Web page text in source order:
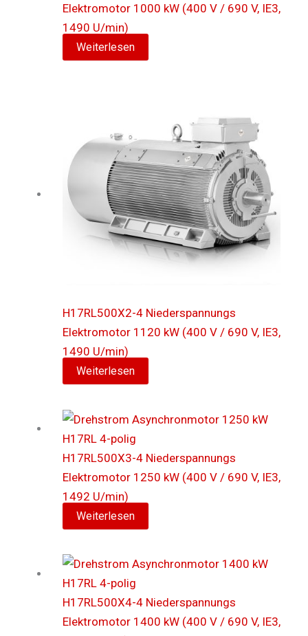
Elektromotor 1000 kW (400 V / 690 V, IE3,
1490 U/min)
Weiterlesen
H17RL500X2-4 Niederspannungs
Elektromotor 1120 kW (400 V / 690 V, IE3,
1490 U/min)
Weiterlesen
H17RL500X3-4 Niederspannungs
Elektromotor 1250 kW (400 V / 690 V, IE3,
1492 U/min)
Weiterlesen
H17RL500X4-4 Niederspannungs
Elektromotor 1400 kW (400 V / 690 V, IE3,